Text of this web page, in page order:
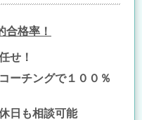
合格率！
せ！
ーチングで１００％
日も相談可能